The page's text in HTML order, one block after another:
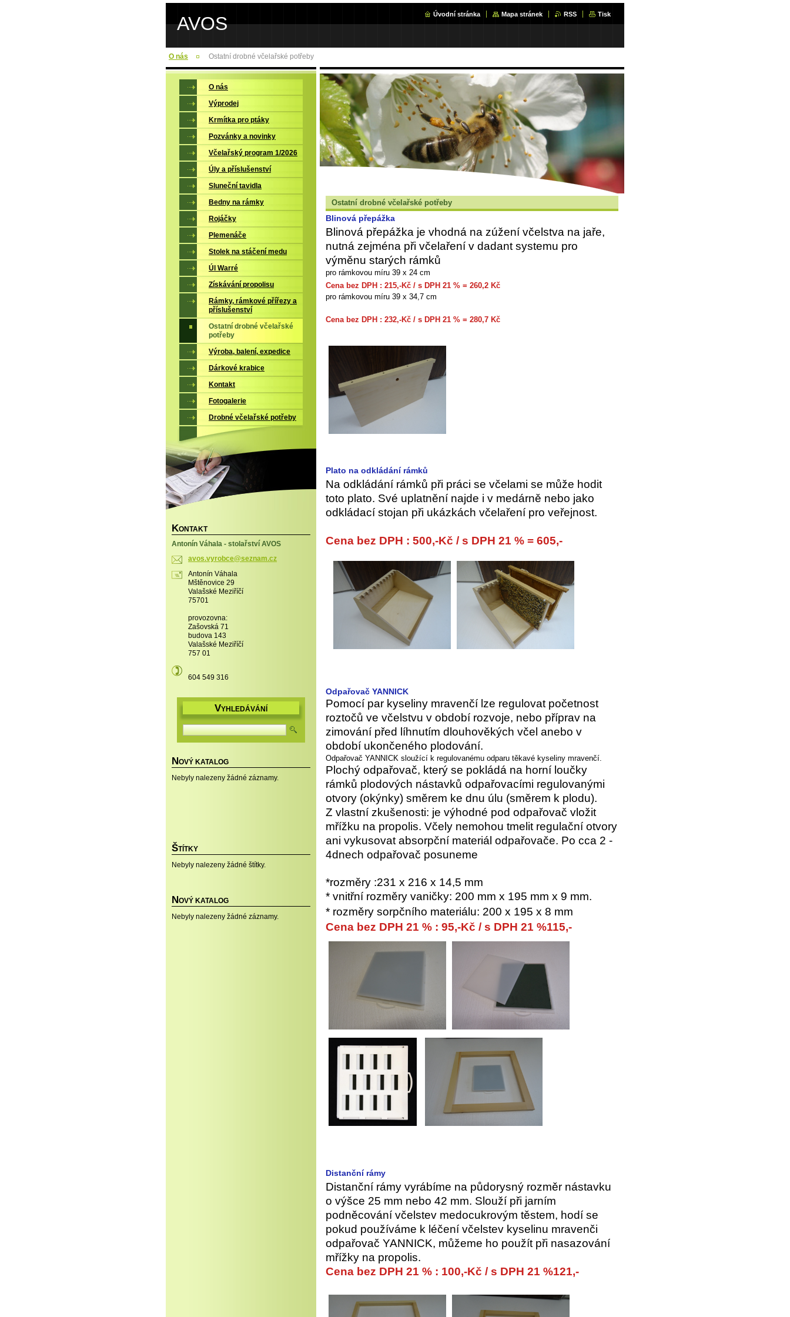
AVOS Úvodní stránka Mapa stránek RSS Tisk
O nás Ostatní drobné včelařské potřeby
Ostatní drobné včelařské potřeby
Blinová přepážka
Blinová přepážka je vhodná na zúžení včelstva na jaře,
nutná zejména při včelaření v dadant systemu pro
výměnu starých rámků
pro rámkovou míru 39 x 24 cm
Cena bez DPH : 215,-Kč / s DPH 21 % = 260,2 Kč
pro rámkovou míru 39 x 34,7 cm
Cena bez DPH : 232,-Kč / s DPH 21 % = 280,7 Kč
Plato na odkládání rámků
Na odkládání rámků při práci se včelami se může hodit
toto plato. Své uplatnění najde i v medárně nebo jako
odkládací stojan při ukázkách včelaření pro veřejnost.
Cena bez DPH : 500,-Kč / s DPH 21 % = 605,-
Odpařovač YANNICK
Pomocí par kyseliny mravenčí lze regulovat početnost
roztočů ve včelstvu v období rozvoje, nebo příprav na
zimování před líhnutím dlouhověkých včel anebo v
období ukončeného plodování.
Odpařovač YANNICK sloužící k regulovanému odparu těkavé kyseliny mravenčí.
Plochý odpařovač, který se pokládá na horní loučky
rámků plodových nástavků odpařovacími regulovanými
otvory (okýnky) směrem ke dnu úlu (směrem k plodu).
Z vlastní zkušenosti: je výhodné pod odpařovač vložit
mřížku na propolis. Včely nemohou tmelit regulační otvory
ani vykusovat absorpční materiál odpařovače. Po cca 2 -
4dnech odpařovač posuneme
*rozměry :231 x 216 x 14,5 mm
* vnitřní rozměry vaničky: 200 mm x 195 mm x 9 mm.
* rozměry sorpčního materiálu: 200 x 195 x 8 mm
Cena bez DPH 21 % : 95,-Kč / s DPH 21 %115,-
Distanční rámy
Distanční rámy vyrábíme na půdorysný rozměr nástavku
o výšce 25 mm nebo 42 mm. Slouží při jarním
podněcování včelstev medocukrovým těstem, hodí se
pokud používáme k léčení včelstev kyselinu mravenči
odpařovač YANNICK, můžeme ho použít při nasazování
mřížky na propolis.
Cena bez DPH 21 % : 100,-Kč / s DPH 21 %121,-
O nás
Výprodej
Krmítka pro ptáky
Pozvánky a novinky
Včelařský program 1/2026
Úly a příslušenství
Sluneční tavidla
Bedny na rámky
Rojáčky
Plemenáče
Stolek na stáčení medu
Úl Warré
Získávání propolisu
Rámky, rámkové přířezy a
příslušenství
Ostatní drobné včelařské
potřeby
Výroba, balení, expedice
Dárkové krabice
Kontakt
Fotogalerie
Drobné včelařské potřeby
KONTAKT
Antonín Váhala - stolařství AVOS
avos.vyrobce@seznam.cz
Antonín Váhala
Mštěnovice 29
Valašské Meziříčí
75701
provozovna:
Zašovská 71
budova 143
Valašské Meziříčí
757 01
604 549 316
VYHLEDÁVÁNÍ
NOVÝ KATALOG
Nebyly nalezeny žádné záznamy.
ŠTÍTKY
Nebyly nalezeny žádné štítky.
NOVÝ KATALOG
Nebyly nalezeny žádné záznamy.